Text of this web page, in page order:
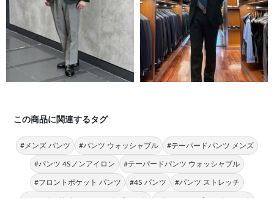
この商品に関連するタグ
#メンズ パンツ #パンツ ウォッシャブル #テーパードパンツ メンズ
#パンツ 4Sノンアイロン #テーパードパンツ ウォッシャブル
#フロントポケット パンツ #4S パンツ #パンツ ストレッチ